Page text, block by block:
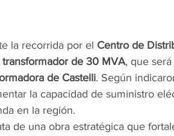
la recorrida por el Centro de
transformador de 30 MVA, que
de Castelli. Según
la capacidad de suministro
en la región.
de una obra estratégica que